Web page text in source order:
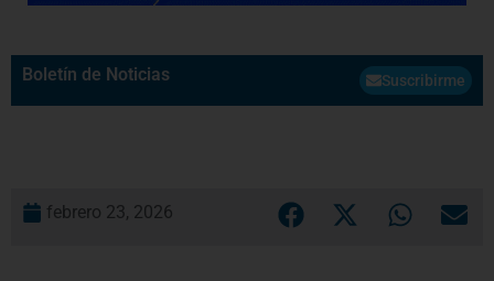
Boletín de Noticias Suscribirme
febrero 23, 2026